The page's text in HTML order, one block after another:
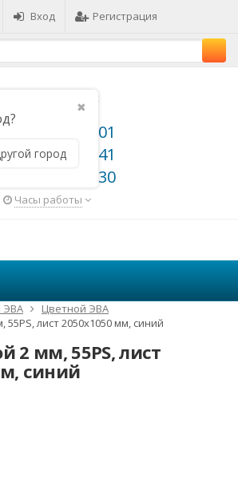
Вход Регистрация
✖
город
8 800 500 64 01
8 800 500 66 41
8 495 648 49 30
Часы работы
ЭВА
Цветной ЭВА
лист 2050х1050 мм, синий
2 мм, 55PS, лист
синий